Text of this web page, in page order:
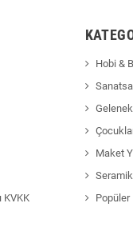
KVKK
Hobi &
Maket
Popüler